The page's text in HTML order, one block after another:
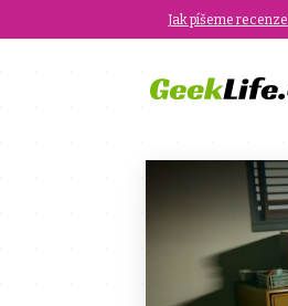
Jak píšeme recenze